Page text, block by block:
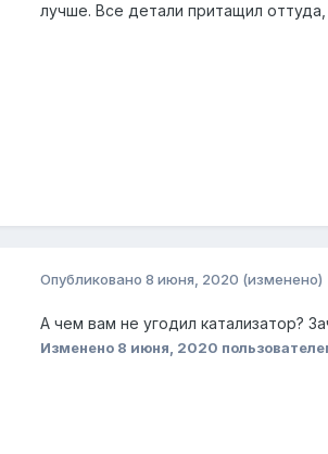
лучше. Все детали притащил
Опубликовано 8 июня, 2020 (изменено)
А чем вам не угодил катализатор?
Изменено 8 июня, 2020